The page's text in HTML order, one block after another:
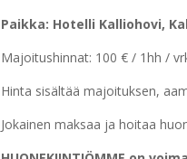
Paikka: Hotelli Kalliohovi,
Majoitushinnat: 100 € / 1hh /
Hinta sisältää majoituksen,
Jokainen maksaa ja hoitaa